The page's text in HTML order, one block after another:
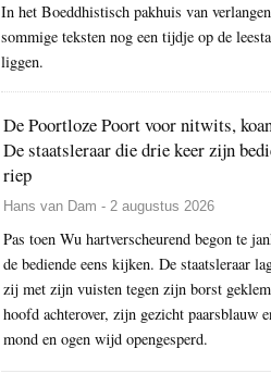
In het Boeddhistisch pakhuis van
sommige teksten nog een tijdje op de
liggen.
De Poortloze Poort voor nitwits,
De staatsleraar die drie keer zijn
riep
Hans van Dam - 2 augustus 2026
Pas toen Wu hartverscheurend begon te
de bediende eens kijken. De staatsleraar
zij met zijn vuisten tegen zijn borst
hoofd achterover, zijn gezicht paarsblauw
mond en ogen wijd opengesperd.